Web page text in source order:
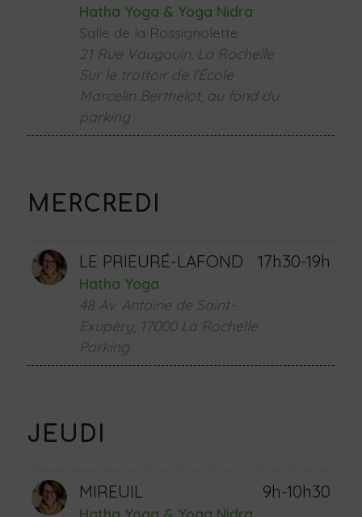
Hatha Yoga & Yoga Nidra
Salle de la Rossignolette
21 Rue Vaugouin, La Rochelle
Sur le trottoir de l’École
Marcelin Berthelot, au fond du
parking
MERCREDI
LE PRIEURÉ-LAFOND 17h30-19h
Hatha Yoga
48 Av. Antoine de Saint-
Exupéry, 17000 La Rochelle
Parking
JEUDI
MIREUIL 9h-10h30